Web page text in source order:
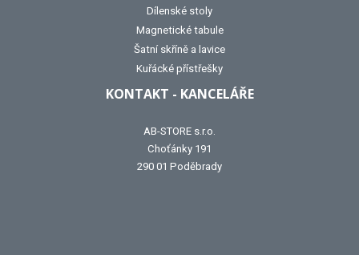
Dílenské stoly
Magnetické tabule
Šatní skříně a lavice
Kuřácké přístřešky
KONTAKT - KANCELÁŘE
AB-STORE s.r.o.
Choťánky 191
290 01 Poděbrady